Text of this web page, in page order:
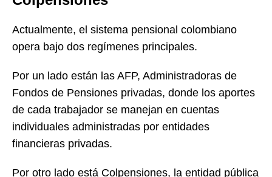
Actualmente, el sistema pensional colombiano
opera bajo dos regímenes principales.
Por un lado están las AFP, Administradoras de
Fondos de Pensiones privadas, donde los aportes
de cada trabajador se manejan en cuentas
individuales administradas por entidades
financieras privadas.
Por otro lado está Colpensiones, la entidad pública